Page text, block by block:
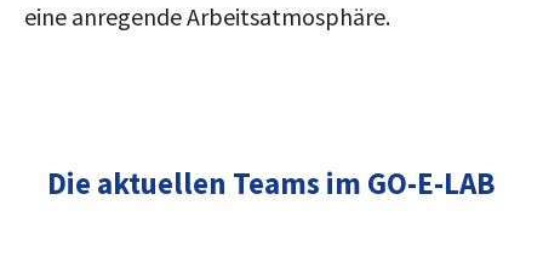
eine anregende Arbeitsatmosphäre.
Die aktuellen Teams im GO-E-LAB